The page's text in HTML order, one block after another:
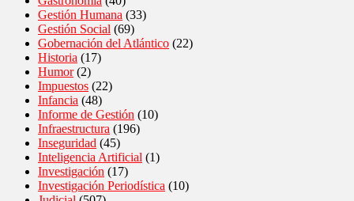
Gestión Humana (33)
Gestión Social (69)
Gobernación del Atlántico (22)
Historia (17)
Humor(2)
Impuestos (22)
Infancia (48)
Informe de Gestión (10)
Infraestructura (196)
Inseguridad (45)
Inteligencia Artificial (1)
Investigación (17)
Investigación Periodística (10)